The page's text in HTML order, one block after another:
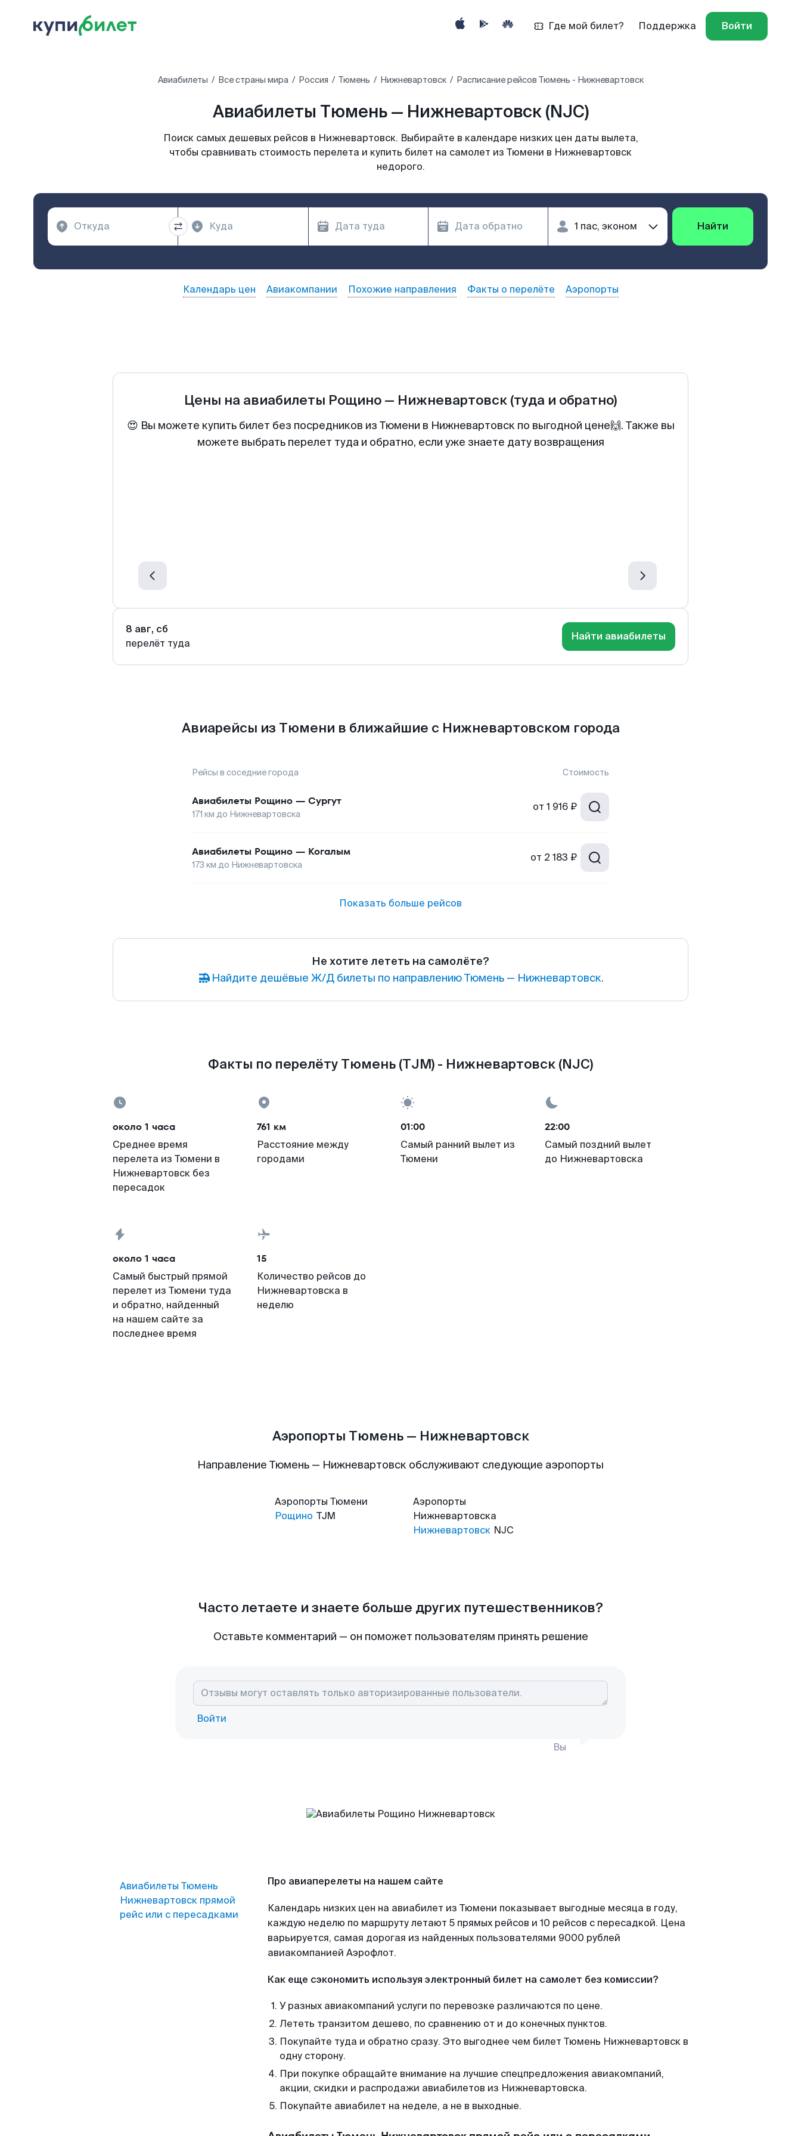
Где мой билет? Поддержка Войти
Авиабилеты Все страны мира Россия Тюмень Нижневартовск Расписание рейсов Тюмень - Нижневартовск
Авиабилеты Тюмень — Нижневартовск (NJC)
Поиск самых дешевых рейсов в Нижневартовск. Выбирайте в календаре низких цен даты вылета,
чтобы сравнивать стоимость перелета и купить билет на самолет из Тюмени в Нижневартовск
недорого.
Найти
Календарь цен Авиакомпании Похожие направления Факты о перелёте Аэропорты
Цены на авиабилеты Рощино — Нижневартовск (туда и обратно)
😍 Вы можете купить билет без посредников из Тюмени в Нижневартовск по выгодной цене🙌. Также вы
можете выбрать перелет туда и обратно, если уже знаете дату возвращения
8 авг, сб
перелёт туда
Найти авиабилеты
Авиарейсы из Тюмени в ближайшие с Нижневартовском города
Рейсы в соседние города Стоимость
Авиабилеты Рощино — Сургут
171 км до Нижневартовска
от 1 916 ₽
Авиабилеты Рощино — Когалым
173 км до Нижневартовска
от 2 183 ₽
Показать больше рейсов
Не хотите лететь на самолёте?
Найдите дешёвые Ж/Д билеты по направлению Тюмень — Нижневартовск.
Факты по перелёту Тюмень (TJM) - Нижневартовск (NJC)
около 1 часа
Среднее время
перелета из Тюмени в
Нижневартовск без
пересадок
761 км
Расстояние между
городами
01:00
Самый ранний вылет из
Тюмени
22:00
Самый поздний вылет
до Нижневартовска
около 1 часа
Самый быстрый прямой
перелет из Тюмени туда
и обратно, найденный
на нашем сайте за
последнее время
15
Количество рейсов до
Нижневартовска в
неделю
Аэропорты Тюмень — Нижневартовск
Направление Тюмень — Нижневартовск обслуживают следующие аэропорты
Аэропорты Тюмени
Рощино TJM
Аэропорты
Нижневартовска
Нижневартовск NJC
Часто летаете и знаете больше других путешественников?
Оставьте комментарий — он поможет пользователям принять решение
Войти
Вы
Авиабилеты Тюмень
Нижневартовск прямой
рейс или с пересадками
Про авиаперелеты на нашем сайте
Календарь низких цен на авиабилет из Тюмени показывает выгодные месяца в году,
каждую неделю по маршруту летают 5 прямых рейсов и 10 рейсов с пересадкой. Цена
варьируется, самая дорогая из найденных пользователями 9000 рублей
авиакомпанией Аэрофлот.
Как еще сэкономить используя электронный билет на самолет без комиссии?
У разных авиакомпаний услуги по перевозке различаются по цене.
Лететь транзитом дешево, по сравнению от и до конечных пунктов.
Покупайте туда и обратно сразу. Это выгоднее чем билет Тюмень Нижневартовск в
одну сторону.
При покупке обращайте внимание на лучшие спецпредложения авиакомпаний,
акции, скидки и распродажи авиабилетов из Нижневартовска.
Покупайте авиабилет на неделе, а не в выходные.